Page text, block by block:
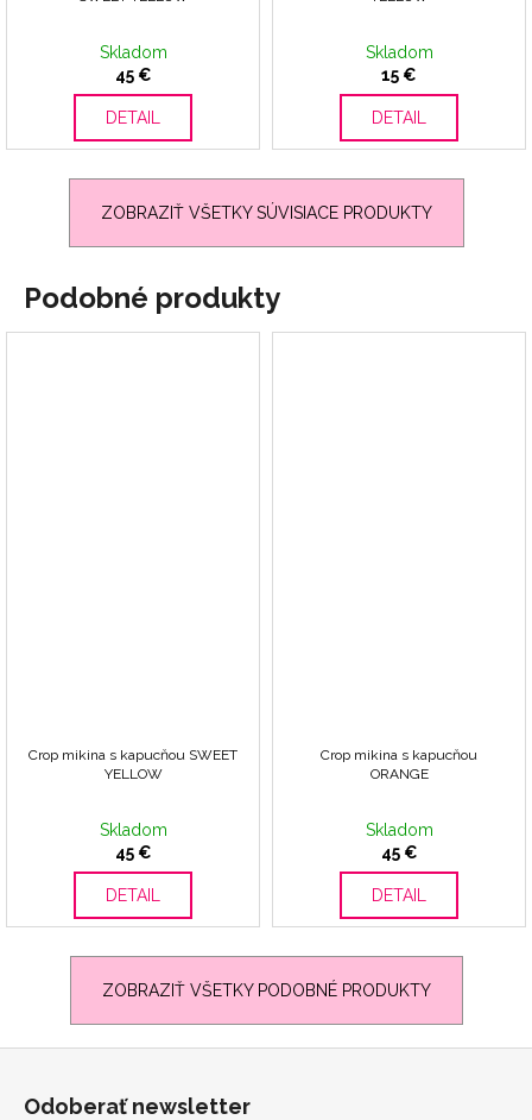
Skladom
45 €
DETAIL
Skladom
15 €
DETAIL
ZOBRAZIŤ VŠETKY SÚVISIACE PRODUKTY
Podobné produkty
Crop mikina s kapucňou SWEET
YELLOW
Skladom
45 €
DETAIL
Crop mikina s kapucňou
ORANGE
Skladom
45 €
DETAIL
ZOBRAZIŤ VŠETKY PODOBNÉ PRODUKTY
Odoberať newsletter